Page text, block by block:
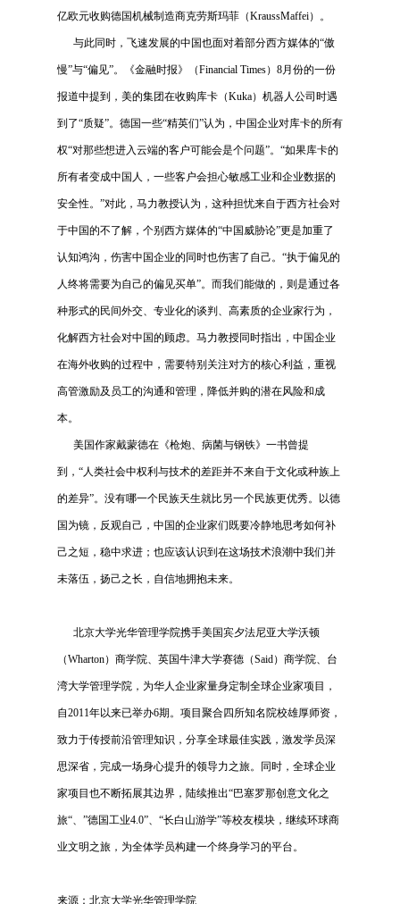
亿欧元收购德国机械制造商克劳斯玛菲（KraussMaffei）。
与此同时，飞速发展的中国也面对着部分西方媒体的“傲
慢”与“偏见”。《金融时报》（Financial Times） 8月份的一份
报道中提到，美的集团在收购库卡（Kuka）机器人公司时遇
到了“质疑”。德国一些“精英们”认为，中国企业对库卡的所有
权“对那些想进入云端的客户可能会是个问题”。“如果库卡的
所有者变成中国人，一些客户会担心敏感工业和企业数据的
安全性。”对此，马力教授认为，这种担忧来自于西方社会对
于中国的不了解，个别西方媒体的“中国威胁论”更是加重了
认知鸿沟，伤害中国企业的同时也伤害了自己。“执于偏见的
人终将需要为自己的偏见买单”。而我们能做的，则是通过各
种形式的民间外交、专业化的谈判、高素质的企业家行为，
化解西方社会对中国的顾虑。马力教授同时指出，中国企业
在海外收购的过程中，需要特别关注对方的核心利益，重视
高管激励及员工的沟通和管理，降低并购的潜在风险和成
本。
美国作家戴蒙德在《枪炮、病菌与钢铁》一书曾提
到，“人类社会中权利与技术的差距并不来自于文化或种族上
的差异”。没有哪一个民族天生就比另一个民族更优秀。以德
国为镜，反观自己，中国的企业家们既要冷静地思考如何补
己之短，稳中求进；也应该认识到在这场技术浪潮中我们并
未落伍，扬己之长，自信地拥抱未来。
北京大学光华管理学院携手美国宾夕法尼亚大学沃顿
（Wharton）商学院、英国牛津大学赛德（Said）商学院、台
湾大学管理学院，为华人企业家量身定制全球企业家项目，
自2011年以来已举办6期。项目聚合四所知名院校雄厚师资，
致力于传授前沿管理知识，分享全球最佳实践，激发学员深
思深省，完成一场身心提升的领导力之旅。同时，全球企业
家项目也不断拓展其边界，陆续推出“巴塞罗那创意文化之
旅“、”德国工业4.0”、“长白山游学”等校友模块，继续环球商
业文明之旅，为全体学员构建一个终身学习的平台。
来源：北京大学光华管理学院